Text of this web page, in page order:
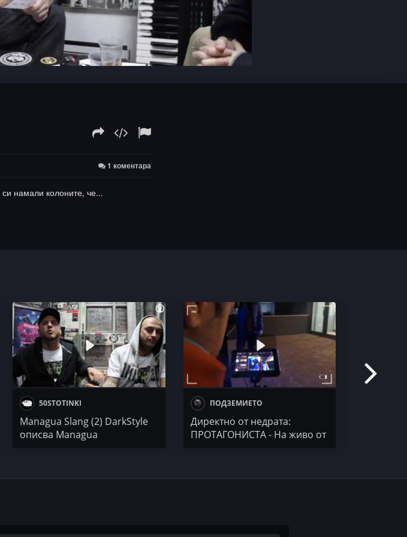
Open
quality
1 коментара
намали колоните, че...
50STOTINKI
Managua Slang (2) DarkStyle
описва Managua
ПОДЗЕМИЕТО
Директно от недрата:
ПРОТАГОНИСТА - На живо от